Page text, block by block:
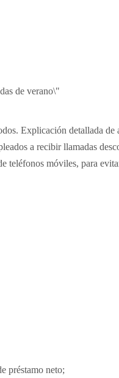
de verano\"
Explicación detallada de
a recibir llamadas
teléfonos móviles, para
préstamo neto;